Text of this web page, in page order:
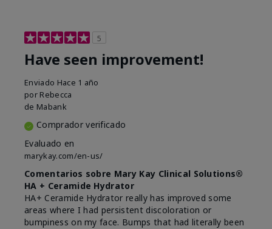
5
Have seen improvement!
Enviado Hace 1 año
por Rebecca
de Mabank
Comprador verificado
Evaluado en
marykay.com/en-us/
Comentarios sobre Mary Kay Clinical Solutions®
HA + Ceramide Hydrator
HA+ Ceramide Hydrator really has improved some
areas where I had persistent discoloration or
bumpiness on my face. Bumps that had literally been